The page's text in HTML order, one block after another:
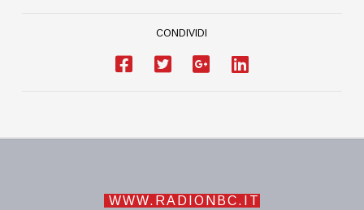
CONDIVIDI
WWW.RADIONBC.IT